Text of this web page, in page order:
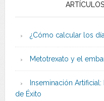
¿Cómo calcular los
Metotrexato y el
Inseminación
de Éxito